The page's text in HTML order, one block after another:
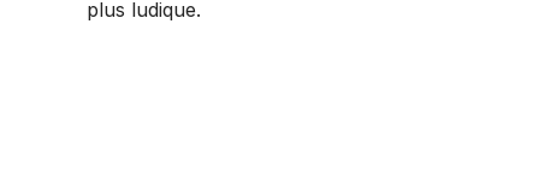
plus ludique.